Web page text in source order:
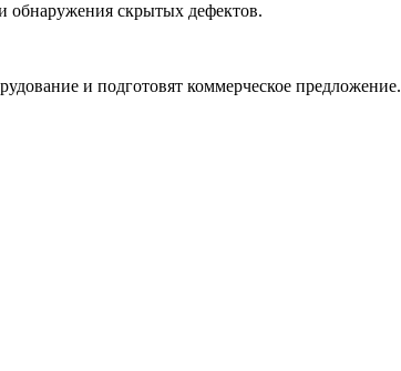
обнаружения скрытых дефектов.
и подготовят коммерческое предложение.